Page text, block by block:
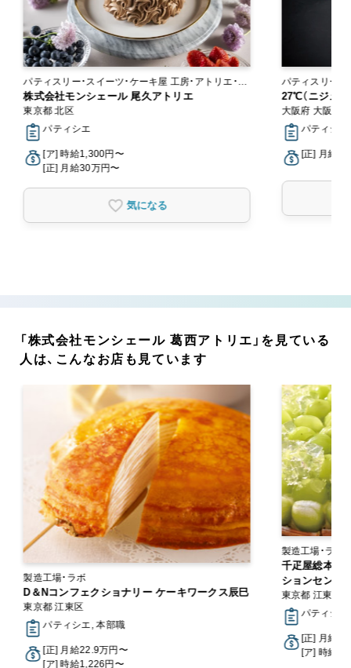
パティスリー・スイーツ・ケーキ屋 工房・アトリエ・オ
ンラインショップ
株式会社モンシェール 尾久アトリエ
東京都 北区
パティシエ
[ア] 時給1,300円〜
[正] 月給30万円〜
気になる
パティスリー・スイー
ン
27℃（ニジュウ
大阪府 大阪市
パティシエ
[正] 月給
「株式会社モンシェール 葛西アトリエ」を見ている
人は、こんなお店も見ています
製造工場・ラボ
D＆Nコンフェクショナリー ケーキワークス辰巳
東京都 江東区
パティシエ, 本部職
[正] 月給22.9万円〜
[ア] 時給1,226円〜
千疋屋総本店
ションセンタ
東京都 江東区
パティシエ
[正] 月給
[ア] 時給